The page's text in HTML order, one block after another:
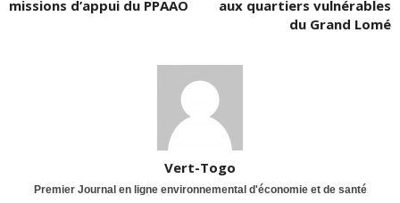
missions d’appui du PPAAO
aux quartiers vulnérables
du Grand Lomé
Vert-Togo
Premier Journal en ligne environnemental d'économie et de santé